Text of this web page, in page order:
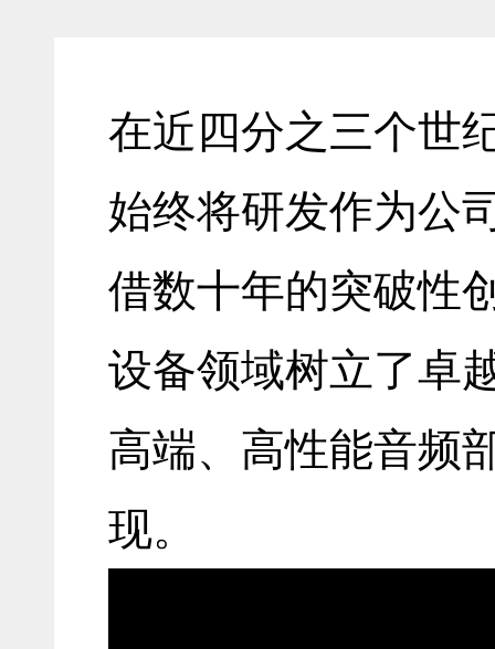
在近四分之三个世
始终将研发作为公
借数十年的突破性
设备领域树立了卓
高端、高性能音频
现。